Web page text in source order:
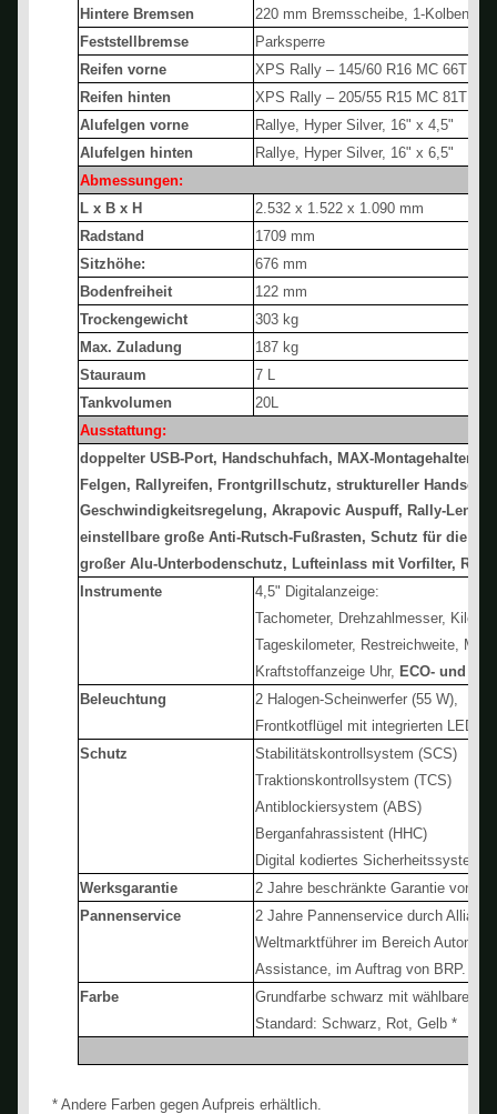
Hintere Bremsen
220 mm Bremsscheibe, 1-Kolben-
Feststellbremse
Parksperre
Reifen vorne
XPS Rally – 145/60 R16 MC 66T
Reifen hinten
XPS Rally – 205/55 R15 MC 81T
Alufelgen vorne
Rallye, Hyper Silver, 16" x 4,5"
Alufelgen hinten
Rallye, Hyper Silver, 16" x 6,5"
Abmessungen:
L x B x H
2.532 x 1.522 x 1.090 mm
Radstand
1709 mm
Sitzhöhe:
676 mm
Bodenfreiheit
122 mm
Trockengewicht
303 kg
Max. Zuladung
187 kg
Stauraum
7 L
Tankvolumen
20L
Ausstattung:
doppelter USB-Port, Handschuhfach, MAX-
Felgen, Rallyreifen, Frontgrillschutz, struktureller
Geschwindigkeitsregelung, Akrapovic Auspuff, Rally-
einstellbare große Anti-Rutsch-Fußrasten, Schutz für die
großer Alu-Unterbodenschutz, Lufteinlass mit Vorfilter,
Instrumente
4,5" Digitalanzeige:
Tachometer, Drehzahlmesser,
Tageskilometer, Restreichweite,
Kraftstoffanzeige Uhr, ECO- und
Beleuchtung
2 Halogen-Scheinwerfer (55 W),
Frontkotflügel mit integrierten LED-
Schutz
Stabilitätskontrollsystem (SCS)
Traktionskontrollsystem (TCS)
Antiblockiersystem (ABS)
Berganfahrassistent (HHC)
Digital kodiertes Sicherheitssystem
Werksgarantie
2 Jahre beschränkte Garantie von
Pannenservice
2 Jahre Pannenservice durch Allianz
Weltmarktführer im Bereich
Assistance, im Auftrag von BRP.
Farbe
Grundfarbe schwarz mit wählbaren
Standard: Schwarz, Rot, Gelb *
* Andere Farben gegen Aufpreis erhältlich.